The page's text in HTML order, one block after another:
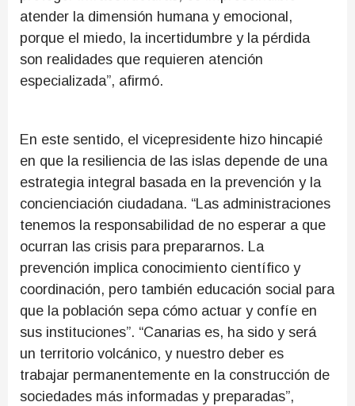
atender la dimensión humana y emocional,
porque el miedo, la incertidumbre y la pérdida
son realidades que requieren atención
especializada”, afirmó.
En este sentido, el vicepresidente hizo hincapié
en que la resiliencia de las islas depende de una
estrategia integral basada en la prevención y la
concienciación ciudadana. “Las administraciones
tenemos la responsabilidad de no esperar a que
ocurran las crisis para prepararnos. La
prevención implica conocimiento científico y
coordinación, pero también educación social para
que la población sepa cómo actuar y confíe en
sus instituciones”. “Canarias es, ha sido y será
un territorio volcánico, y nuestro deber es
trabajar permanentemente en la construcción de
sociedades más informadas y preparadas”,